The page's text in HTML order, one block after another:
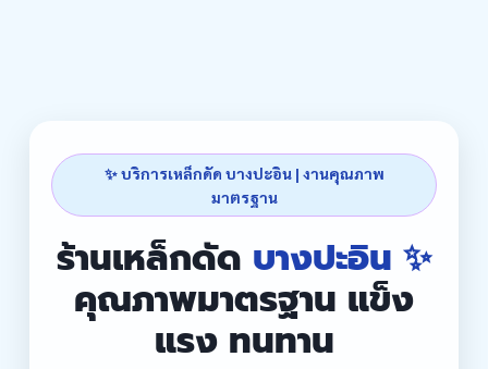
✨ บริการเหล็กดัด บางปะอิน | งานคุณภาพ
มาตรฐาน
ร้านเหล็กดัด บางปะอิน ✨
คุณภาพมาตรฐาน แข็ง
แรง ทนทาน